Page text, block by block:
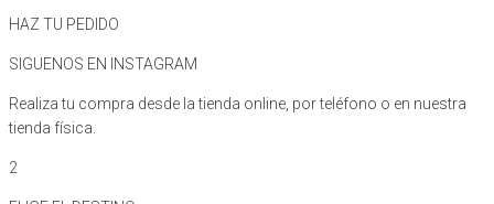
HAZ TU PEDIDO
SIGUENOS EN INSTAGRAM
Realiza tu compra desde la tienda online, por teléfono o en nuestra
tienda física.
2